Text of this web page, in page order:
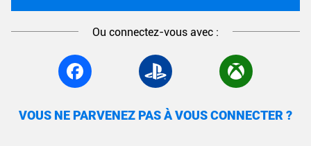
Ou connectez-vous avec :
VOUS NE PARVENEZ PAS À VOUS CONNECTER ?